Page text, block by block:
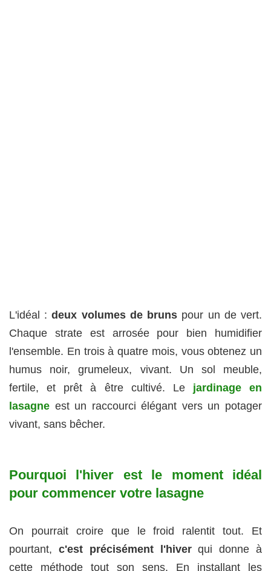
L'idéal :deux volumes de bruns pour un de vert.
Chaque strate est arrosée pour bien humidifier
l'ensemble. En trois à quatre mois, vous obtenez un
humus noir, grumeleux, vivant. Un sol meuble,
fertile, et prêt à être cultivé. Le jardinage en
lasagne est un raccourci élégant vers un potager
vivant, sans bêcher.
Pourquoi l'hiver est le moment idéal
pour commencer votre lasagne
On pourrait croire que le froid ralentit tout. Et
pourtant, c'est précisément l'hiverqui donne à
cette méthode tout son sens. En installant les